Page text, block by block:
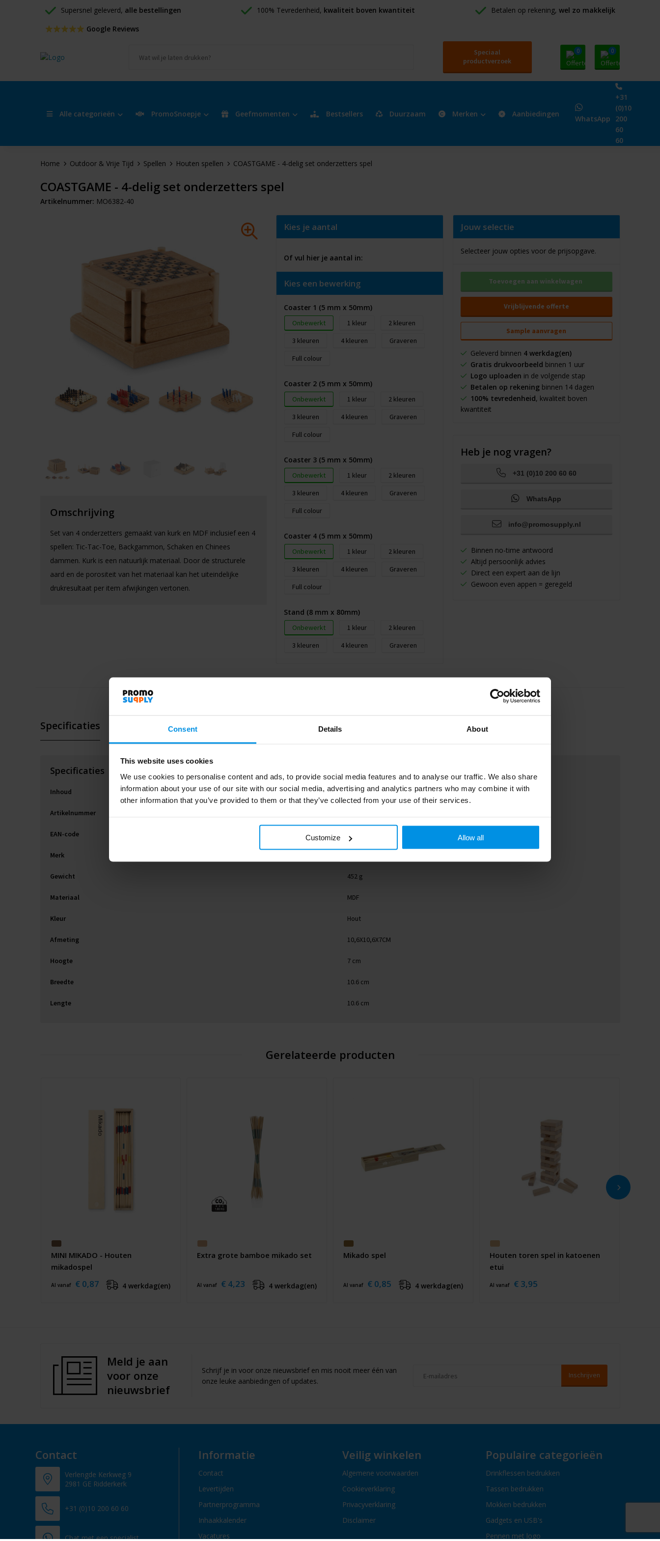
Consent Details About
This website uses cookies
We use cookies to personalise content and ads, to provide social media features and to analyse our traffic. We also share
information about your use of our site with our social media, advertising and analytics partners who may combine it with
other information that you’ve provided to them or that they’ve collected from your use of their services.
Customize Allow all
Supersnel geleverd, alle bestellingen 100% Tevredenheid, kwaliteit boven kwantiteit Betalen op rekening, wel zo makkelijk
Google Reviews
Speciaal
productverzoek
0 0
Alle categorieën PromoSnoepje Geefmomenten Bestsellers Duurzaam Merken Aanbiedingen
WhatsApp
+31
(0)10
200
60
60
Home Outdoor & Vrije Tijd Spellen Houten spellen COASTGAME - 4-delig set onderzetters spel
COASTGAME - 4-delig set onderzetters spel
Artikelnummer: MO6382-40
Omschrijving
Set van 4 onderzetters gemaakt van kurk en MDF inclusief een 4
spellen: Tic-Tac-Toe, Backgammon, Schaken en Chinees
dammen. Kurk is een natuurlijk materiaal. Door de structurele
aard en de porositeit van het materiaal kan het uiteindelijke
drukresultaat per item afwijkingen vertonen.
Kies je aantal
Of vul hier je aantal in:
Kies een bewerking
Coaster 1 (5 mm x 50mm)
Onbewerkt 1
2
3
4
Graveren
Full colour
Coaster 2 (5 mm x 50mm)
Onbewerkt 1
2
3
4
Graveren
Full colour
Coaster 3 (5 mm x 50mm)
Onbewerkt 1
2
3
4
Graveren
Full colour
Coaster 4 (5 mm x 50mm)
Onbewerkt 1
2
3
4
Graveren
Full colour
Stand (8 mm x 80mm)
Onbewerkt 1
2
3
4 Graveren
Jouw selectie
Selecteer jouw opties voor de prijsopgave.
Toevoegen aan winkelwagen
Vrijblijvende offerte
Sample aanvragen
Geleverd binnen 4 werkdag(en)
Gratis drukvoorbeeld binnen 1 uur
Logo uploaden in de volgende stap
Betalen op rekeningbinnen 14 dagen
100% tevredenheid, kwaliteit boven
kwantiteit
Heb je nog vragen?
+31 (0)10 200 60 60
WhatsApp
info@promosupply.nl
Binnen no-time antwoord
Altijd persoonlijk advies
Direct een expert aan de lijn
Gewoon even appen = geregeld
Specificaties
Specificaties
Inhoud 1.276
Artikelnummer
EAN-code 8719941055292
Merk
Gewicht 452 g
Materiaal MDF
Kleur Hout
Afmeting 10,6X10,6X7CM
Hoogte 7 cm
Breedte 10.6 cm
Lengte 10.6 cm
Gerelateerde producten
MINI MIKADO - Houten
mikadospel
Al vanaf € 0,87 4 werkdag(en)
Extra grote bamboe mikado set
Al vanaf € 4,23 4 werkdag(en)
Mikado spel
Al vanaf € 0,85 4 werkdag(en)
Houten toren spel in katoenen
etui
Al vanaf € 3,95
Meld je aan
voor onze
nieuwsbrief
Schrijf je in voor onze nieuwsbrief en mis nooit meer één van
onze leuke aanbiedingen of updates.
Contact
Verlengde Kerkweg 9
2981 GE Ridderkerk
+31 (0)10 200 60 60
Chat met een specialist
Informatie
Contact
Levertijden
Partnerprogramma
Inhaakkalender
Vacatures
Veilig winkelen
Algemene voorwaarden
Cookieverklaring
Privacyverklaring
Disclaimer
Populaire categorieën
Drinkflessen bedrukken
Tassen bedrukken
Mokken bedrukken
Gadgets en USB's
Pennen met logo